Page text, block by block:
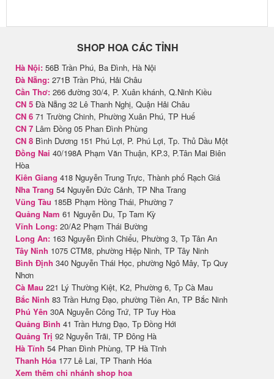
SHOP HOA CÁC TỈNH
Hà Nội: 56B Trần Phú, Ba Đình, Hà Nội
Đà Nẵng: 271B Trần Phú, Hải Châu
Cần Thơ: 266 đường 30/4, P. Xuân khánh, Q.Ninh Kiều
CN 5 Đà Nẵng 32 Lê Thanh Nghị, Quận Hải Châu
CN 6 71 Trường Chinh, Phường Xuân Phú, TP Huế
CN 7 Lâm Đồng 05 Phan Đình Phùng
CN 8 Bình Dương 151 Phú Lợi, P. Phú Lợi, Tp. Thủ Dầu Một
Đồng Nai 40/198A Phạm Văn Thuận, KP.3, P.Tân Mai Biên
Hòa
Kiên Giang 418 Nguyễn Trung Trực, Thành phố Rạch Giá
Nha Trang 54 Nguyễn Đức Cảnh, TP Nha Trang
Vũng Tàu 185B Phạm Hồng Thái, Phường 7
Quảng Nam 61 Nguyễn Du, Tp Tam Kỳ
Vĩnh Long: 20/A2 Phạm Thái Bường
Long An: 163 Nguyễn Đình Chiểu, Phường 3, Tp Tân An
Tây Ninh 1075 CTM8, phường Hiệp Ninh, TP Tây Ninh
Bình Định 340 Nguyễn Thái Học, phường Ngô Mây, Tp Quy
Nhơn
Cà Mau 221 Lý Thường Kiệt, K2, Phường 6, Tp Cà Mau
Bắc Ninh 83 Trần Hưng Đạo, phường Tiền An, TP Bắc Ninh
Phú Yên 30A Nguyễn Công Trứ, TP Tuy Hòa
Quảng Bình 41 Trần Hưng Đạo, Tp Đồng Hới
Quảng Trị 92 Nguyễn Trãi, TP Đông Hà
Hà Tĩnh 54 Phan Đình Phùng, TP Hà Tĩnh
Thanh Hóa 177 Lê Lai, TP Thanh Hóa
Xem thêm chi nhánh shop hoa